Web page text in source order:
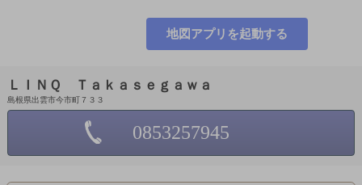
地図アプリを起動する
ＬＩＮＱ Ｔａｋａｓｅｇａｗａ
島根県出雲市今市町７３３
0853257945